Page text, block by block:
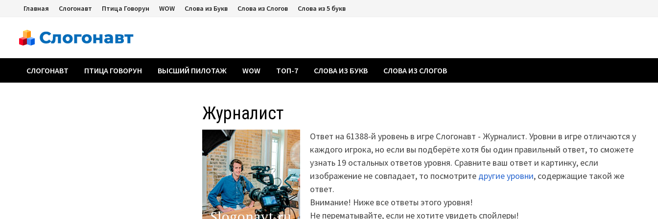
Перейти
содержимому
Главная Слогонавт Птица Говорун WOW Слова из Букв Слова из Слогов Слова из 5 букв
СЛОГОНАВТ ПТИЦА ГОВОРУН ВЫСШИЙ ПИЛОТАЖ WOW ТОП-7 СЛОВА ИЗ БУКВ СЛОВА ИЗ СЛОГОВ
Журналист
Ответ на 61388-й уровень в игре Слогонавт - Журналист. Уровни в игре отличаются у
каждого игрока, но если вы подберёте хотя бы один правильный ответ, то сможете
узнать 19 остальных ответов уровня. Сравните ваш ответ и картинку, если
изображение не совпадает, то посмотрите другие уровни, содержащие такой же
ответ.
Внимание! Ниже все ответы этого уровня!
Не перематывайте, если не хотите увидеть спойлеры!